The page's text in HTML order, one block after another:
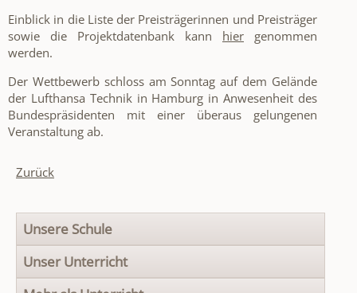
Einblick in die Liste der Preisträgerinnen und Preisträger
sowie die Projektdatenbank kann hier genommen
werden.
Der Wettbewerb schloss am Sonntag auf dem Gelände
der Lufthansa Technik in Hamburg in Anwesenheit des
Bundespräsidenten mit einer überaus gelungenen
Veranstaltung ab.
Zurück
Navigation
überspringen
Unsere Schule
Unser Unterricht